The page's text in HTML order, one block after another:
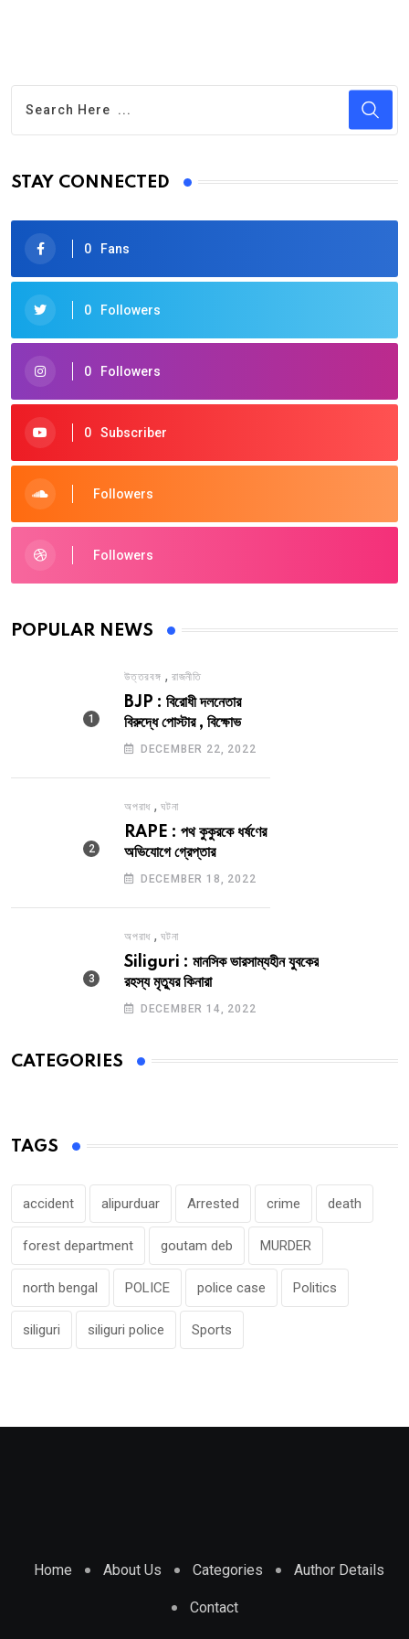
STAY CONNECTED
0 Fans
0 Followers
0 Followers
0 Subscriber
Followers
Followers
POPULAR NEWS
উত্তরবঙ্গ , রাজনীতি
BJP : বিরোধী দলনেতার
বিরুদ্ধে পোস্টার , বিক্ষোভ
DECEMBER 22, 2022
অপরাধ ,ঘটনা
RAPE : পথ কুকুরকে ধর্ষণের
অভিযোগে গ্রেপ্তার
DECEMBER 18, 2022
অপরাধ ,ঘটনা
Siliguri : মানসিক ভারসাম্যহীন যুবকের
রহস্য মৃত্যুর কিনারা
DECEMBER 14, 2022
CATEGORIES
TAGS
accident alipurduar Arrested crime death
forest department goutam deb MURDER
north bengal POLICE police case Politics
siliguri siliguri police Sports
Home About Us Categories Author Details
Contact